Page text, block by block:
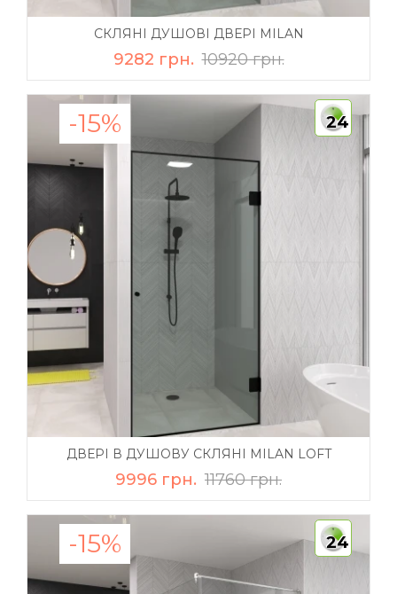
СКЛЯНІ ДУШОВІ ДВЕРІ MILAN
9282 грн. 10920 грн.
-15% 24
ДВЕРІ В ДУШОВУ СКЛЯНІ MILAN LOFT
9996 грн. 11760 грн.
-15% 24